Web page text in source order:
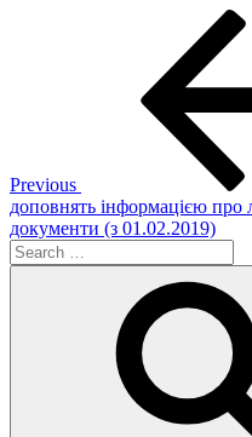
Previous
доповнять інформацією про
документи (з 01.02.2019)
Search
for: